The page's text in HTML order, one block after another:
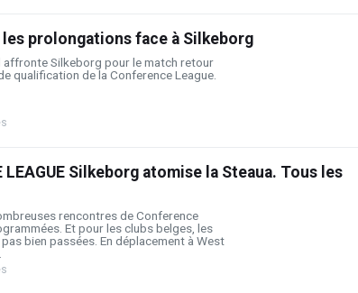
les prolongations face à Silkeborg
affronte Silkeborg pour le match retour
qualification de la Conference League.
LEAGUE Silkeborg atomise la Steaua. Tous les
rencontres de Conference
Et pour les clubs belges, les
bien passées. En déplacement à West